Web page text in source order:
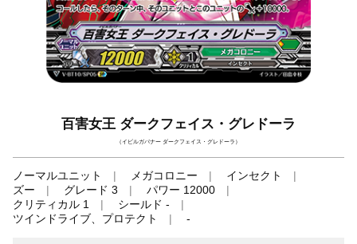
百害女王 ダークフェイス・グレドーラ
（イビルガバナー ダークフェイス・グレドーラ）
ノーマルユニット メガコロニー
インセクト
ズー
グレード 3
パワー 12000
クリティカル 1
シールド -
ツインドライブ、プロテクト
-